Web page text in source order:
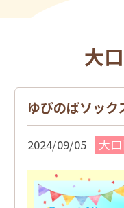
大
ゆびのばソック
2024/09/05 大